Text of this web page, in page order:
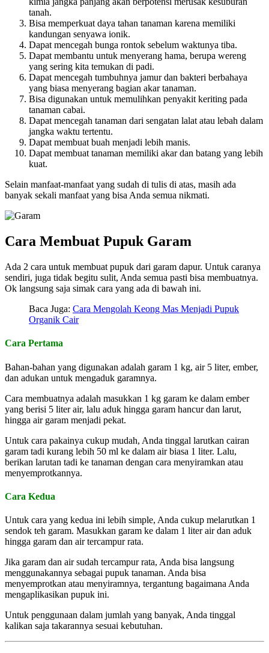
tanah.
Bisa memperkuat daya tahan tanaman karena memiliki
kandungan senyawa ionik.
Dapat mencegah bunga rontok sebelum waktunya tiba.
Dapat membantu untuk menyerang hama, berupa wereng
yang sering kita temukan di padi.
Dapat mencegah tumbuhnya jamur dan bakteri berbahaya
yang biasa menyerang bagian akar tanaman.
Bisa digunakan untuk memulihkan penyakit keriting pada
tanaman cabai.
Dapat mencegah tanaman dari sengatan lalat atau lebah dalam
jangka waktu tertentu.
Dapat membuat buah menjadi lebih manis.
Dapat membuat tanaman memiliki akar dan batang yang lebih
kuat.
Selain manfaat-manfaat yang sudah di tulis di atas, masih ada
banyak sekali manfaat yang bisa Anda semua nikmati.
Cara Membuat Pupuk Garam
Ada 2 cara untuk membuat pupuk dari garam dapur. Untuk caranya
sendiri, juga tidak begitu sulit, Anda semua pasti bisa membuatnya.
Ok langsung saja simak cara yang ada di bawah ini.
Baca Juga: Cara Mengolah Keong Mas Menjadi Pupuk
Organik Cair
Cara Pertama
Bahan-bahan yang digunakan adalah garam 1 kg, air 5 liter, ember,
dan adukan untuk mengaduk garamnya.
Cara membuatnya adalah masukkan 1 kg garam ke dalam ember
yang berisi 5 liter air, lalu aduk hingga garam hancur dan larut,
hingga air garam menjadi pekat.
Untuk cara pakainya cukup mudah, Anda tinggal larutkan cairan
garam tadi kurang lebih 50 ml ke dalam air biasa 1 liter. Lalu,
berikan larutan tadi ke tanaman dengan cara menyiramkan atau
menyemprotkannya.
Cara Kedua
Untuk cara yang kedua ini lebih simple, Anda cukup melarutkan 1
sendok teh garam. Masukkan garam ke dalam 1 liter air dan aduk
hingga garam dan air tercampur rata.
Jika garam dan air sudah tercampur rata, Anda bisa langsung
menggunakannya sebagai pupuk tanaman. Anda bisa
menyemprotkan atau menyiramnya, tergantung bagaimana Anda
mengaplikasikan pupuk ini.
Untuk penggunaan dalam jumlah yang banyak, Anda tinggal
kalikan saja takarannya sesuai kebutuhan.